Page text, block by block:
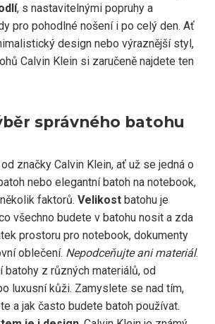
, s nastavitelnými popruhy a
pro pohodlné nošení i po celý den. Ať
design nebo výraznější styl,
Calvin Klein si zaručeně najdete ten
správného batohu
značky Calvin Klein, ať už se jedná o
nebo elegantní batoh na notebook,
faktorů. Velikost batohu je
všechno budete v batohu nosit a zda
prostoru pro notebook, dokumenty
oblečení. Nepodceňujte ani materiál.
batohy z různých materiálů, od
luxusní kůži. Zamyslete se nad tím,
a jak často budete batoh používat.